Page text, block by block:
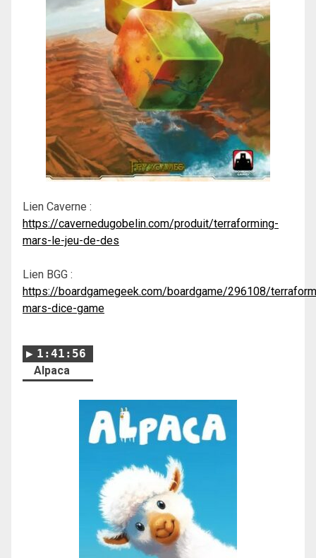
Lien Caverne :
https://cavernedugobelin.com/produit/terraforming-
mars-le-jeu-de-des
Lien BGG :
https://boardgamegeek.com/boardgame/296108/
mars-dice-game
1:41:56
Alpaca